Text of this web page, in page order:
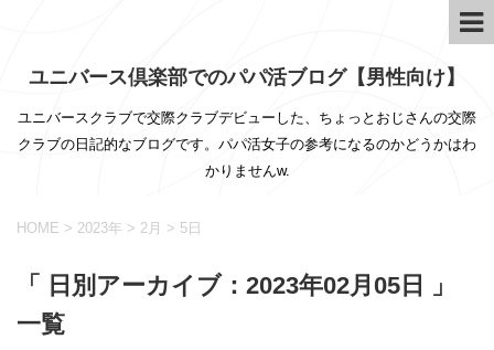
ユニバース倶楽部でのパパ活ブログ【男性向け】
ユニバースクラブで交際クラブデビューした、ちょっとおじさんの交際
クラブの日記的なブログです。パパ活女子の参考になるのかどうかはわ
かりませんw.
HOME > 2023年 > 2月 > 5日
「 日別アーカイブ：2023年02月05日 」
一覧